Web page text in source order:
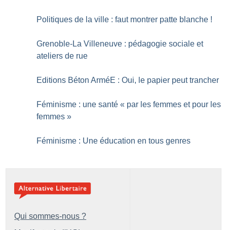
Politiques de la ville : faut montrer patte blanche !
Grenoble-La Villeneuve : pédagogie sociale et
ateliers de rue
Editions Béton ArméE : Oui, le papier peut trancher
Féminisme : une santé « par les femmes et pour les
femmes »
Féminisme : Une éducation en tous genres
Qui sommes-nous ?